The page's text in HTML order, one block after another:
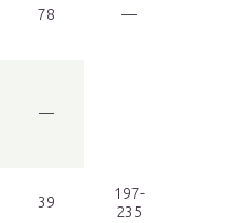
78 —
—
39
197-
235